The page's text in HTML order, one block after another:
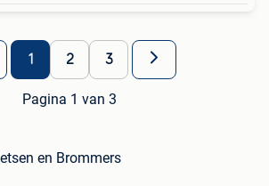
1 2 3
Pagina 1 van 3
en Brommers